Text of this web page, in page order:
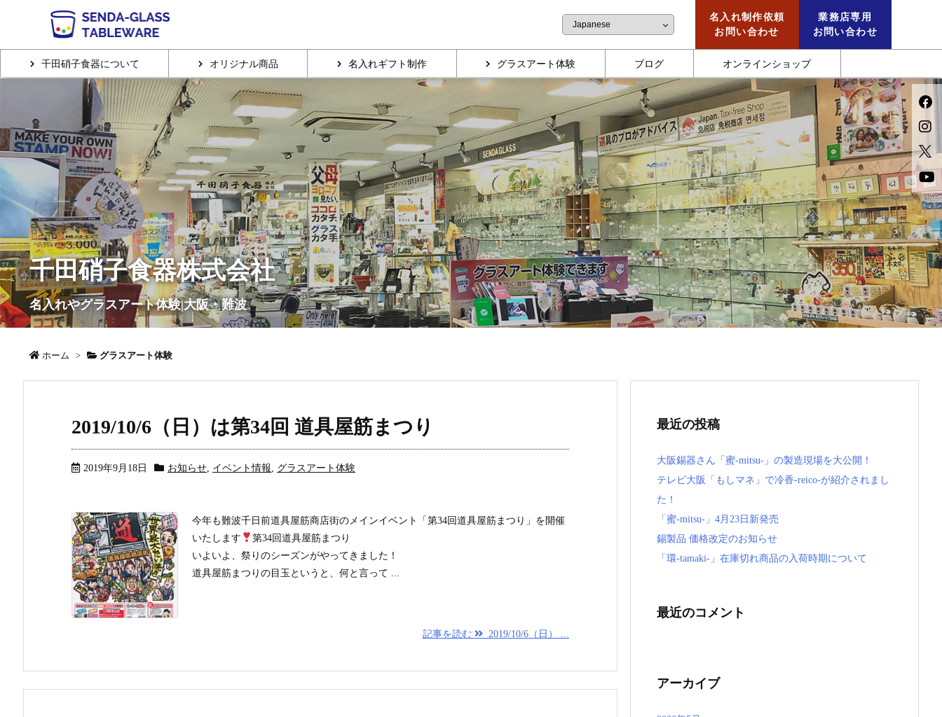
名入れ制作依頼
お問い合わせ
業務店専用
お問い合わせ
千田硝子食器について オリジナル商品 名入れギフト制作 グラスアート体験 ブログ オンラインショップ
千田硝子食器株式会社
名入れやグラスアート体験|大阪・難波
ホーム > グラスアート体験
2019/10/6（日）は第34回 道具屋筋まつり
2019年9月18日 お知らせ, イベント情報, グラスアート体験
今年も難波千日前道具屋筋商店街のメインイベント「第34回道具屋筋まつり」を開催
いたします
第34回道具屋筋まつり
いよいよ、祭りのシーズンがやってきました！
道具屋筋まつりの目玉というと、何と言って ...
記事を読む 2019/10/6（日） ...
最近の投稿
大阪錫器さん「蜜-mitsu-」の製造現場を大公開！
テレビ大阪「もしマネ」で冷香-reico-が紹介されまし
た！
「蜜-mitsu-」4月23日新発売
錫製品 価格改定のお知らせ
「環-tamaki-」在庫切れ商品の入荷時期について
最近のコメント
アーカイブ